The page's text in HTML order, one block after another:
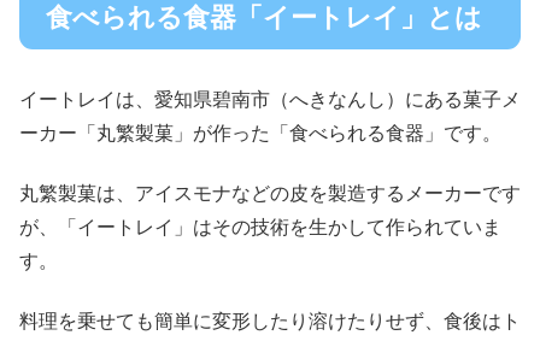
食べられる食器「イートレイ」とは
イートレイは、愛知県碧南市（へきなんし）にある菓子メ
ーカー「丸繁製菓」が作った「食べられる食器」です。
丸繁製菓は、アイスモナなどの皮を製造するメーカーです
が、「イートレイ」はその技術を生かして作られていま
す。
料理を乗せても簡単に変形したり溶けたりせず、食後はト